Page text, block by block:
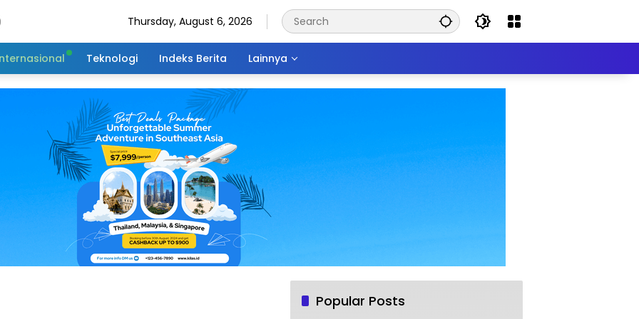
Thursday, August 6, 2026
Teknologi Indeks Berita Lainnya
Popular Posts